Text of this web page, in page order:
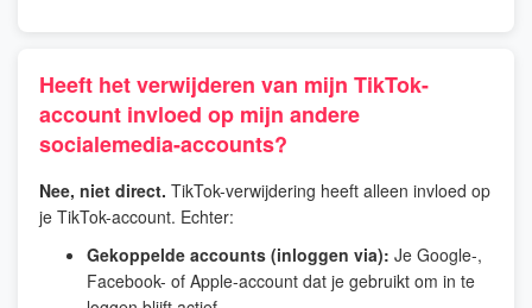
Heeft het verwijderen van mijn TikTok-
account invloed op mijn andere
socialemedia-accounts?
Nee, niet direct. TikTok-verwijdering heeft alleen invloed op
je TikTok-account. Echter:
Gekoppelde accounts (inloggen via): Je Google-,
Facebook- of Apple-account dat je gebruikt om in te